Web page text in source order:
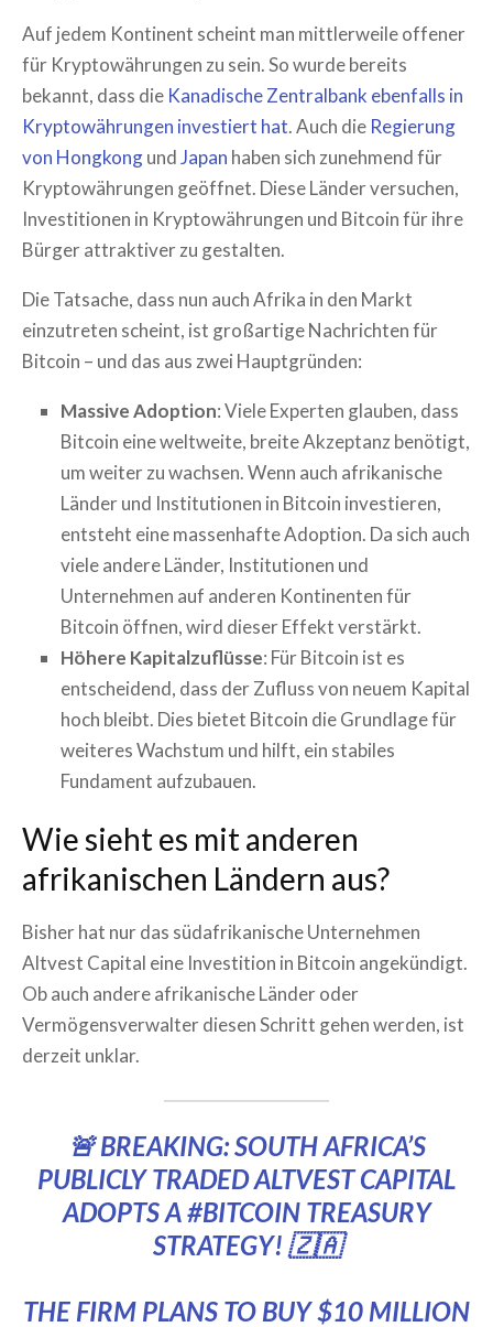
Auf jedem Kontinent scheint man mittlerweile offener
für Kryptowährungen zu sein. So wurde bereits
bekannt, dass die Kanadische Zentralbank ebenfalls in
Kryptowährungen investiert hat. Auch die Regierung
von HongkongundJapan haben sich zunehmend für
Kryptowährungen geöffnet. Diese Länder versuchen,
Investitionen in Kryptowährungen und Bitcoin für ihre
Bürger attraktiver zu gestalten.
Die Tatsache, dass nun auch Afrika in den Markt
einzutreten scheint, ist großartige Nachrichten für
Bitcoin – und das aus zwei Hauptgründen:
Massive Adoption: Viele Experten glauben, dass
Bitcoin eine weltweite, breite Akzeptanz benötigt,
um weiter zu wachsen. Wenn auch afrikanische
Länder und Institutionen in Bitcoin investieren,
entsteht eine massenhafte Adoption. Da sich auch
viele andere Länder, Institutionen und
Unternehmen auf anderen Kontinenten für
Bitcoin öffnen, wird dieser Effekt verstärkt.
Höhere Kapitalzuflüsse: Für Bitcoin ist es
entscheidend, dass der Zufluss von neuem Kapital
hoch bleibt. Dies bietet Bitcoin die Grundlage für
weiteres Wachstum und hilft, ein stabiles
Fundament aufzubauen.
Wie sieht es mit anderen
afrikanischen Ländern aus?
Bisher hat nur das südafrikanische Unternehmen
Altvest Capital eine Investition in Bitcoin angekündigt.
Ob auch andere afrikanische Länder oder
Vermögensverwalter diesen Schritt gehen werden, ist
derzeit unklar.
🚨 BREAKING: SOUTH AFRICA’S
PUBLICLY TRADED ALTVEST CAPITAL
ADOPTS A#BITCOINTREASURY
STRATEGY! 🇿🇦
THE FIRM PLANS TO BUY $10 MILLION